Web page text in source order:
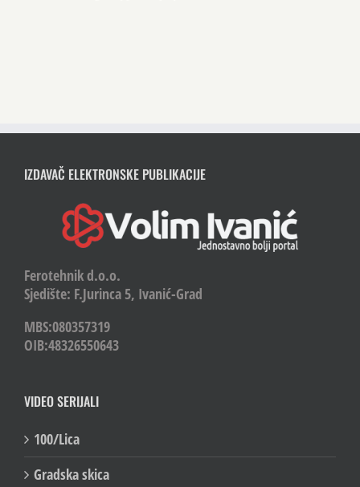
IZDAVAČ ELEKTRONSKE PUBLIKACIJE
Ferotehnik d.o.o.
Sjedište: F.Jurinca 5, Ivanić-Grad
MBS:080357319
OIB:48326550643
VIDEO SERIJALI
100/Lica
Gradska skica